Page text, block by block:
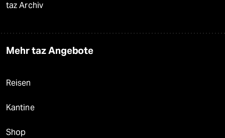
taz Archiv
Mehr taz Angebote
Reisen
Kantine
Shop